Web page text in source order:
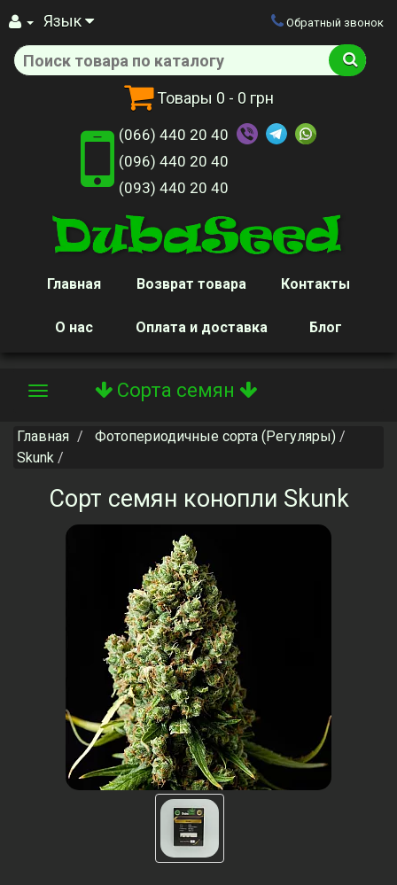
Язык
Товары 0 - 0 грн
Обратный звонок
(066) 440 20 40
(096) 440 20 40
(093) 440 20 40
Главная Возврат товара Контакты
О нас Оплата и доставка Блог
Сорта семян
Toggle
Главная
Фотопериодичные сорта (Регуляры)
Skunk
Сорт семян конопли Skunk